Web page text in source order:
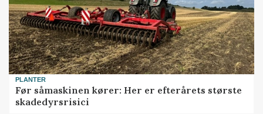
PLANTER
Før såmaskinen kører: Her er efterårets største
skadedyrsrisici